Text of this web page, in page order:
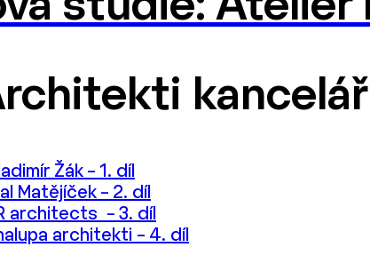
Žák – 1. díl
Matějíček – 2. díl
architects – 3. díl
architekti – 4. díl